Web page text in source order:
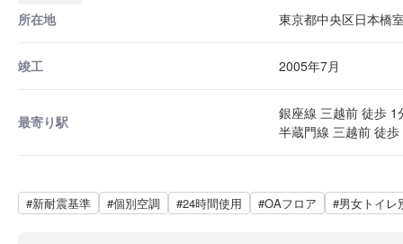
所在地
東京都中央区日本橋
竣工 2005年7月
最寄り駅
銀座線 三越前 徒歩 1
半蔵門線 三越前 徒歩
#新耐震基準 #個別空調 #24時間使用 #OAフロア #男女トイレ